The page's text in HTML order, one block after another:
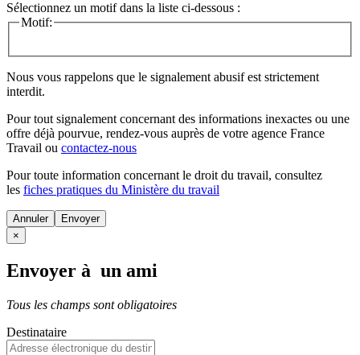
Sélectionnez un motif dans la liste ci-dessous :
Motif:
Nous vous rappelons que le signalement abusif est strictement
interdit.
Pour tout signalement concernant des informations inexactes ou une
offre déjà pourvue, rendez-vous auprès de votre agence France
Travail ou contactez-nous
Pour toute information concernant le droit du travail, consultez
les fiches pratiques du Ministère du travail
Annuler
×
Envoyer à un ami
Tous les champs sont obligatoires
Destinataire